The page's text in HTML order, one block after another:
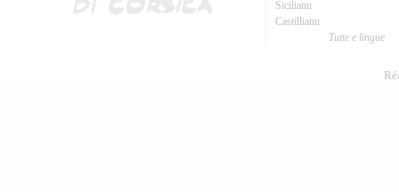
Sicilianu
Castillianu
Tutte e lingue